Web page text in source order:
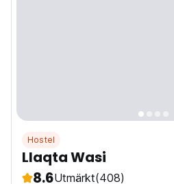
Hostel
Llaqta Wasi
8.6Utmärkt(408)